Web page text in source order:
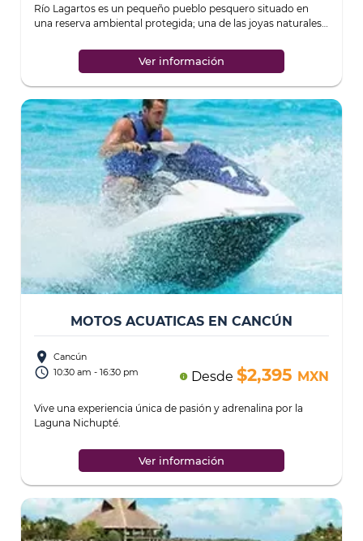
Río Lagartos es un pequeño pueblo pesquero situado en
una reserva ambiental protegida; una de las joyas naturales
Ver información
MOTOS ACUATICAS EN CANCÚN
place Cancún
access_time 10:30 am - 16:30 pm info Desde $2,395 MXN
Vive una experiencia única de pasión y adrenalina por la
Laguna Nichupté.
Ver información